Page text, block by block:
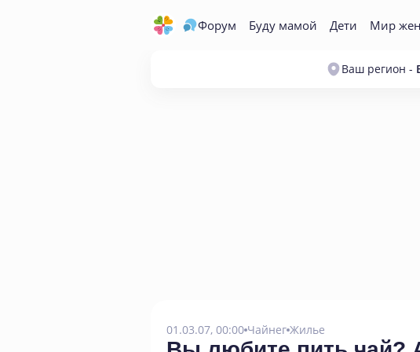
Форум Буду мамой Дети Мир
Ваш регион -
01.03.07, 00:00 Чайнег Жилье